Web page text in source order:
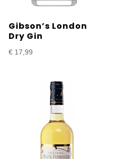
Gibson’s London
Dry Gin
€ 17,99